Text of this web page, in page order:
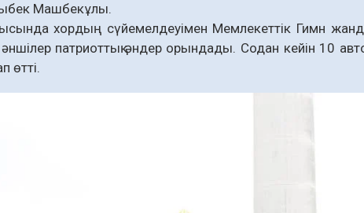
Машбекұлы.
хордың сүйемелдеуімен Мемлекеттік Гимн
әншілер патриоттық әндер орындады. Содан кейін 10
өтті.